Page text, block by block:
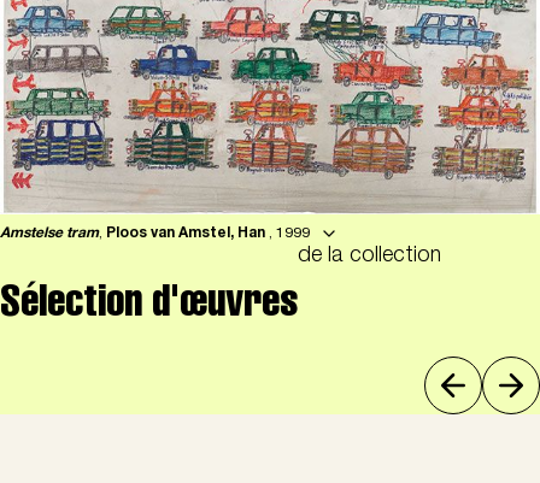
Amstelse tram, Ploos van Amstel, Han , 1999
Sélection d'œuvres
de la collection